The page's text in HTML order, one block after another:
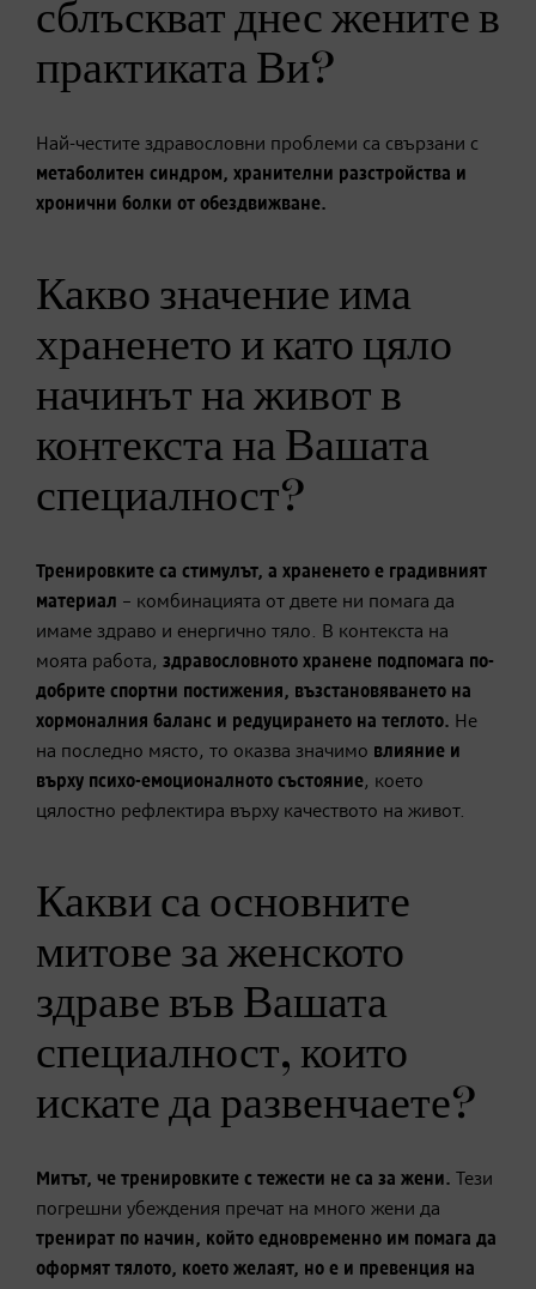
сблъскват днес жените в
практиката Ви?
Най-честите здравословни проблеми са свързани с
метаболитен синдром, хранителни разстройства и
хронични болки от обездвижване.
Какво значение има
храненето и като цяло
начинът на живот в
контекста на Вашата
специалност? ​​
Тренировките са стимулът, а храненето е градивният
материал – комбинацията от двете ни помага да
имаме здраво и енергично тяло. В контекста на
моята работа, здравословното хранене подпомага по-
добрите спортни постижения, възстановяването на
хормоналния баланс и редуцирането на теглото. Не
на последно място, то оказва значимо влияние и
върху психо-емоционалното състояние, което
цялостно рефлектира върху качеството на живот.
Какви са основните
митове за женското
здраве във Вашата
специалност, които
искате да развенчаете?
Митът, че тренировките с тежести не са за жени.
Тези
погрешни убеждения пречат на много жени да
тренират по начин, който едновременно им помага да
оформят тялото, което желаят, но е и превенция на